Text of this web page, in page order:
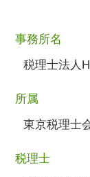
事務所名
税理士法人
所属
東京税理士
税理士